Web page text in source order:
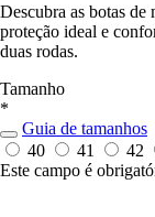
Descubra as botas
proteção ideal e
duas rodas.
Tamanho
*
Guia de tamanhos
40
41 42
Este campo é